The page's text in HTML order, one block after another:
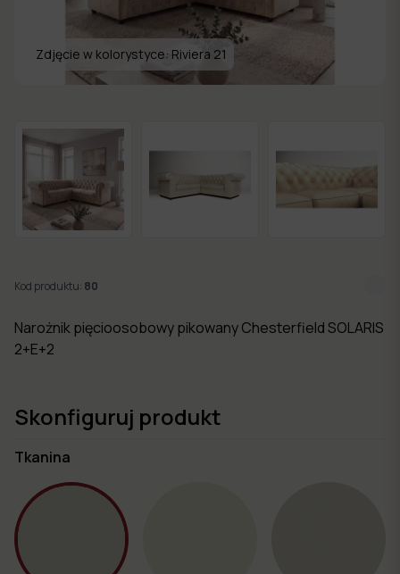
ogrodowe
Kolekcje
mebli
Zdjęcie w kolorystyce: Riviera 21
Kod produktu: 80
Narożnik pięcioosobowy pikowany Chesterfield SOLARIS
2+E+2
Skonfiguruj produkt
Tkanina